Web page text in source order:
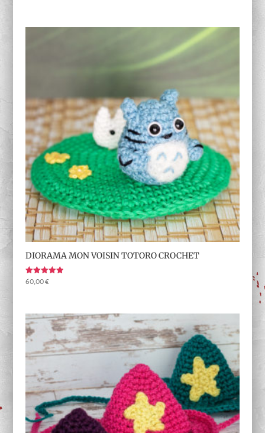
DIORAMA MON VOISIN TOTORO CROCHET
Note
5.00
60,00€